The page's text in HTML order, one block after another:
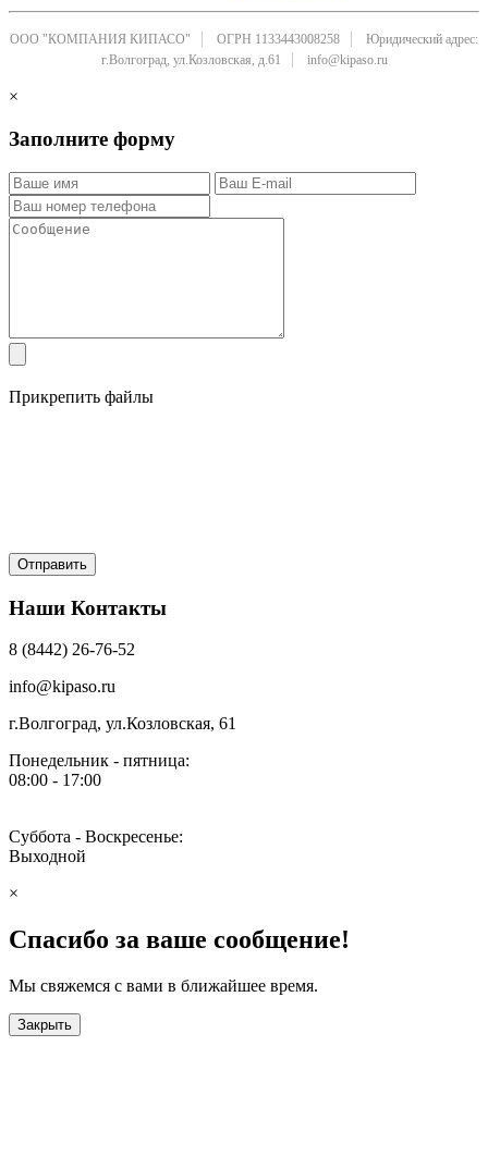
ООО "КОМПАНИЯ КИПАСО" ОГРН 1133443008258
Юридический адрес:
г.Волгоград, ул.Козловская, д.61
info@kipaso.ru
×
Заполните форму
Прикрепить файлы
Наши Контакты
8 (8442) 26-76-52
info@kipaso.ru
г.Волгоград, ул.Козловская, 61
Понедельник - пятница:
08:00 - 17:00
Суббота - Воскресенье:
Выходной
×
Спасибо за ваше сообщение!
Мы свяжемся с вами в ближайшее время.
Закрыть